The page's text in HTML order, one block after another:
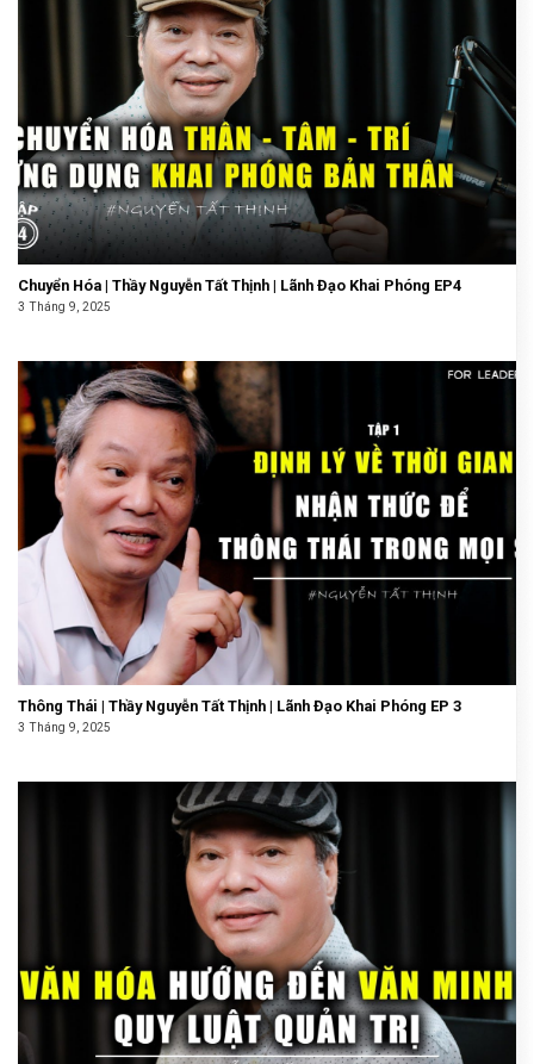
Chuyển Hóa | Thầy Nguyễn Tất Thịnh | Lãnh Đạo Khai Phóng EP4
3 Tháng 9, 2025
Thông Thái | Thầy Nguyễn Tất Thịnh | Lãnh Đạo Khai Phóng EP 3
3 Tháng 9, 2025